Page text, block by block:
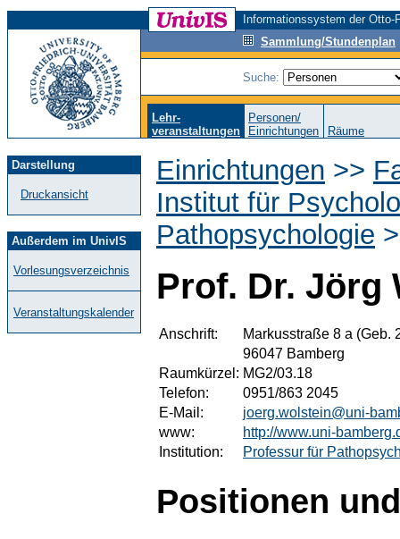
Informationssystem der
Sammlung/Stundenplan
Suche:
Lehr-
veranstaltungen
Personen/
Einrichtungen
Räume
Darstellung
Druckansicht
Außerdem im UnivIS
Vorlesungsverzeichnis
Veranstaltungskalender
Einrichtungen >>
Institut für
Pathopsychologie
Prof. Dr. Jörg
Anschrift:
Markusstraße 8 a (Geb.
96047 Bamberg
Raumkürzel: MG2/03.18
Telefon:
0951/863 2045
E-Mail:
joerg.wolstein@uni-
www:
http://www.uni-
Institution:
Professur für
Positionen